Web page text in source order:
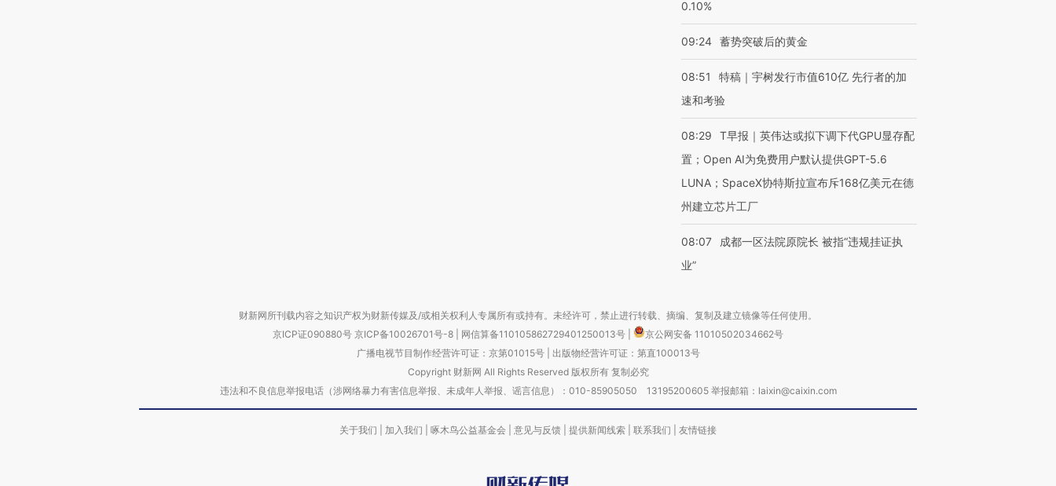
0.10%
09:24 蓄势突破后的黄金
08:51
特稿｜宇树发行市值610亿 先行者的加
速和考验
08:29
T早报｜英伟达或拟下调下代GPU显存配
置；Open AI为免费用户默认提供GPT-5.6
LUNA；SpaceX协特斯拉宣布斥168亿美元在德
州建立芯片工厂
08:07
成都一区法院原院长 被指“违规挂证执
业”
财新网所刊载内容之知识产权为财新传媒及/或相关权利人专属所有或持有。未经许可，禁止进行转载、摘编、复制及建立镜像等任何使用。
京ICP证090880号 京ICP备10026701号-8 网信算备110105862729401250013号
京公网安备 11010502034662号
广播电视节目制作经营许可证：京第01015号| 出版物经营许可证：第直100013号
Copyright 财新网 All Rights Reserved 版权所有 复制必究
违法和不良信息举报电话（涉网络暴力有害信息举报、未成年人举报、谣言信息）：010-85905050 13195200605 举报邮箱：laixin@caixin.com
关于我们 加入我们 啄木鸟公益基金会 意见与反馈 提供新闻线索 联系我们 友情链接